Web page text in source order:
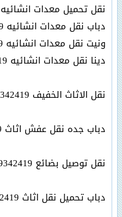
نقل تحميل معدات انشائيه 0509342419
دباب نقل معدات انشائيه 0509342419
ونيت نقل معدات انشائيه 0509342419
دينا نقل معدات انشائيه 0509342419
نقل الاثاث الخفيف 0509342419
دباب جده نقل عفش اثاث 0509342419
نقل توصيل بضائع 0509342419
دباب تحميل نقل اثاث 0509342419